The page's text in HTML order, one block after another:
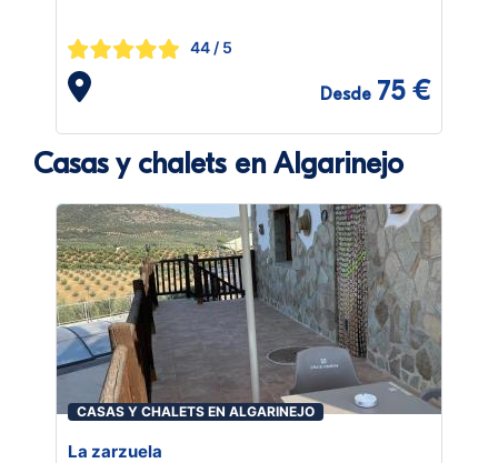
44 / 5
Desde 75 €
Casas y chalets en Algarinejo
CASAS Y CHALETS EN ALGARINEJO
La zarzuela